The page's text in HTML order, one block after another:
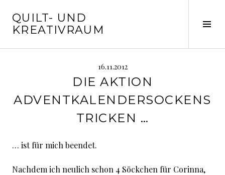
zum
Inhalt
QUILT- UND
KREATIVRAUM
16.11.2012
DIE AKTION
ADVENTKALENDERSOCKENS
TRICKEN …
… ist für mich beendet.
Nachdem ich neulich schon 4 Söckchen für Corinna,